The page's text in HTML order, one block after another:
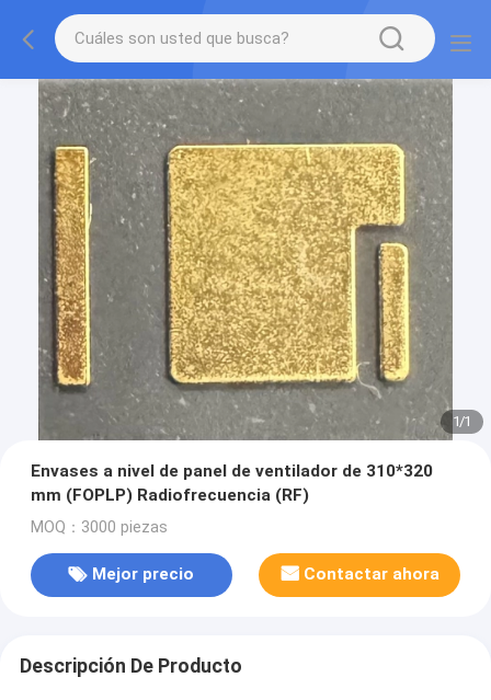
1/1
Envases a nivel de panel de ventilador de 310*320
mm (FOPLP) Radiofrecuencia (RF)
MOQ：3000 piezas
Mejor precio Contactar ahora
Descripción De Producto